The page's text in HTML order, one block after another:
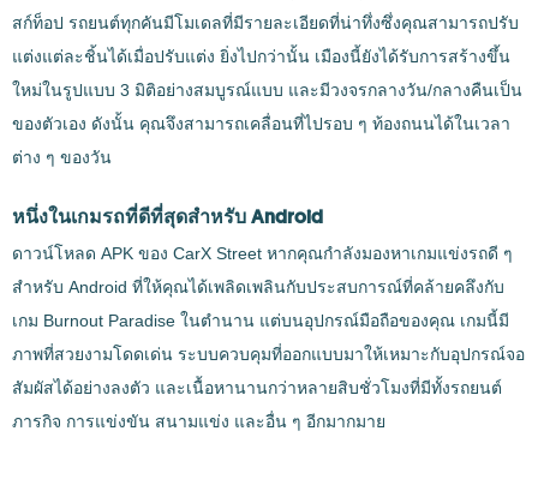
สก์ท็อป รถยนต์ทุกคันมีโมเดลที่มีรายละเอียดที่น่าทึ่งซึ่งคุณสามารถปรับ
แต่งแต่ละชิ้นได้เมื่อปรับแต่ง ยิ่งไปกว่านั้น เมืองนี้ยังได้รับการสร้างขึ้น
ใหม่ในรูปแบบ 3 มิติอย่างสมบูรณ์แบบ และมีวงจรกลางวัน/กลางคืนเป็น
ของตัวเอง ดังนั้น คุณจึงสามารถเคลื่อนที่ไปรอบ ๆ ท้องถนนได้ในเวลา
ต่าง ๆ ของวัน
หนึ่งในเกมรถที่ดีที่สุดสำหรับ Android
ดาวน์โหลด APK ของ CarX Street หากคุณกำลังมองหาเกมแข่งรถดี ๆ
สำหรับ Android ที่ให้คุณได้เพลิดเพลินกับประสบการณ์ที่คล้ายคลึงกับ
เกม Burnout Paradise ในตำนาน แต่บนอุปกรณ์มือถือของคุณ เกมนี้มี
ภาพที่สวยงามโดดเด่น ระบบควบคุมที่ออกแบบมาให้เหมาะกับอุปกรณ์จอ
สัมผัสได้อย่างลงตัว และเนื้อหานานกว่าหลายสิบชั่วโมงที่มีทั้งรถยนต์
ภารกิจ การแข่งขัน สนามแข่ง และอื่น ๆ อีกมากมาย